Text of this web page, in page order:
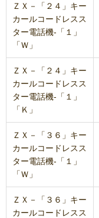
ＺＸ－「２４」キー
カールコードレスス
ター電話機‐「１」
「Ｗ」
ＺＸ－「２４」キー
カールコードレスス
ター電話機‐「１」
「Ｋ」
ＺＸ－「３６」キー
カールコードレスス
ター電話機‐「１」
「Ｗ」
ＺＸ－「３６」キー
カールコードレスス